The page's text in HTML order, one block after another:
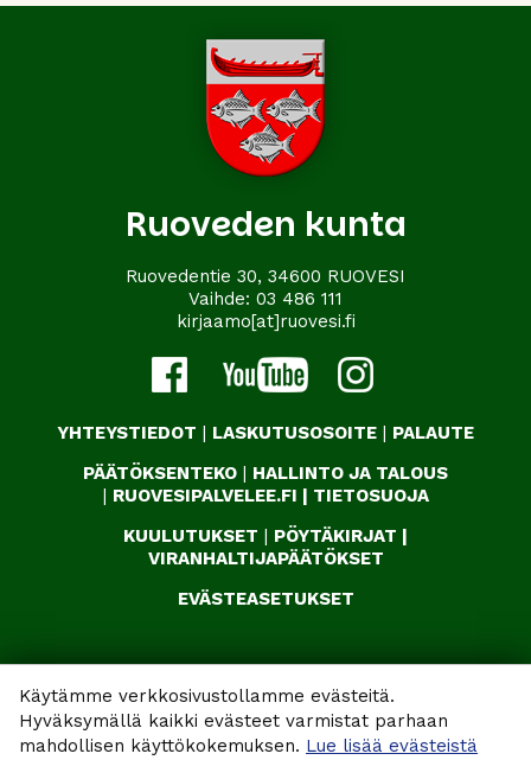
Käytämme verkkosivustollamme evästeitä.
Hyväksymällä kaikki evästeet varmistat parhaan
mahdollisen käyttökokemuksen. Lue lisää evästeistä
Ruoveden kunta
Ruovedentie 30, 34600 RUOVESI
Vaihde: 03 486 111
kirjaamo[at]ruovesi.fi
YHTEYSTIEDOT LASKUTUSOSOITE
PALAUTE
PÄÄTÖKSENTEKO
HALLINTO JA TALOUS
RUOVESIPALVELEE.FI
TIETOSUOJA
KUULUTUKSET
PÖYTÄKIRJAT
VIRANHALTIJAPÄÄTÖKSET
EVÄSTEASETUKSET